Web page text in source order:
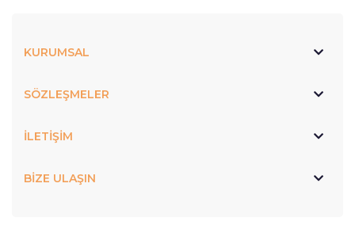
KURUMSAL
SÖZLEŞMELER
İLETİŞİM
BİZE ULAŞIN